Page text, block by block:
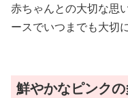
赤ちゃんとの大切な思
ースでいつまでも大切
鮮やかなピンク